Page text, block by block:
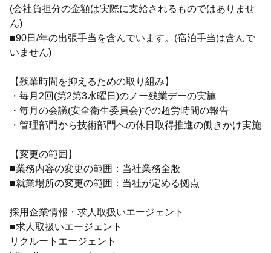
(会社負担分の金額は実際に支給されるものではありませ
ん)
■90日/年の出張手当を含んでいます。(宿泊手当は含んで
いません)
【残業時間を抑えるための取り組み】
・毎月2回(第2第3水曜日)のノー残業デーの実施
・毎月の会議(安全衛生委員会)での超労時間の報告
・管理部門から技術部門への休日取得推進の働きかけ実施
【変更の範囲】
■業務内容の変更の範囲：当社業務全般
■就業場所の変更の範囲：当社が定める拠点
採用企業情報・求人取扱いエージェント
■求人取扱いエージェント
リクルートエージェント